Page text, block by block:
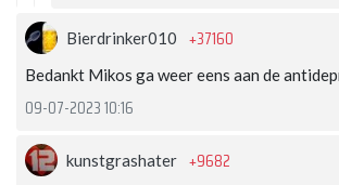
Bierdrinker010 +37160
Bedankt Mikos ga weer eens aan de
09-07-2023 10:16
kunstgrashater +9682